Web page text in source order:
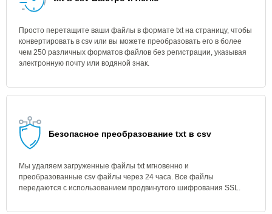
Просто перетащите ваши файлы в формате txt на страницу, чтобы
конвертировать в csv или вы можете преобразовать его в более
чем 250 различных форматов файлов без регистрации, указывая
электронную почту или водяной знак.
Безопасное преобразование txt в csv
Мы удаляем загруженные файлы txt мгновенно и
преобразованные csv файлы через 24 часа. Все файлы
передаются с использованием продвинутого шифрования SSL.